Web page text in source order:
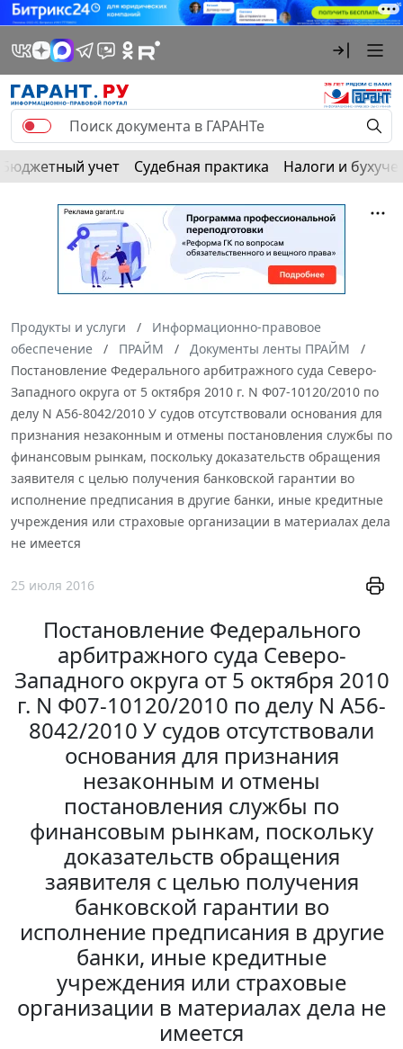
Бюджетный учет Судебная практика Налоги и
Продукты и услуги
Информационно-правовое
обеспечение
ПРАЙМ
Документы ленты ПРАЙМ
Постановление Федерального арбитражного суда Северо-
Западного округа от 5 октября 2010 г. N Ф07-10120/2010 по
делу N А56-8042/2010 У судов отсутствовали основания для
признания незаконным и отмены постановления службы по
финансовым рынкам, поскольку доказательств обращения
заявителя с целью получения банковской гарантии во
исполнение предписания в другие банки, иные кредитные
учреждения или страховые организации в материалах дела
не имеется
25 июля 2016
Постановление Федерального
арбитражного суда Северо-
Западного округа от 5 октября 2010
г. N Ф07-10120/2010 по делу N А56-
8042/2010 У судов отсутствовали
основания для признания
незаконным и отмены
постановления службы по
финансовым рынкам, поскольку
доказательств обращения
заявителя с целью получения
банковской гарантии во
исполнение предписания в другие
банки, иные кредитные
учреждения или страховые
организации в материалах дела не
имеется